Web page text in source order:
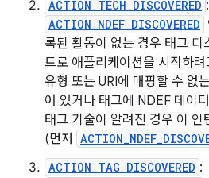
ACTION_TECH_DISCOVERED :
ACTION_NDEF_DISCOVERED
록된 활동이 없는 경우 태그
트로 애플리케이션을 시작하
유형 또는 URI에 매핑할 수 없
어 있거나 태그에 NDEF 데이
태그 기술이 알려진 경우 이
(먼저
ACTION_TAG_DISCOVERED :